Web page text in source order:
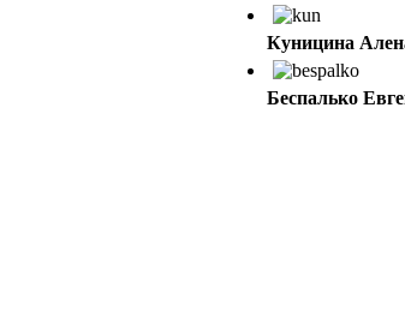
Куницина
Беспалько